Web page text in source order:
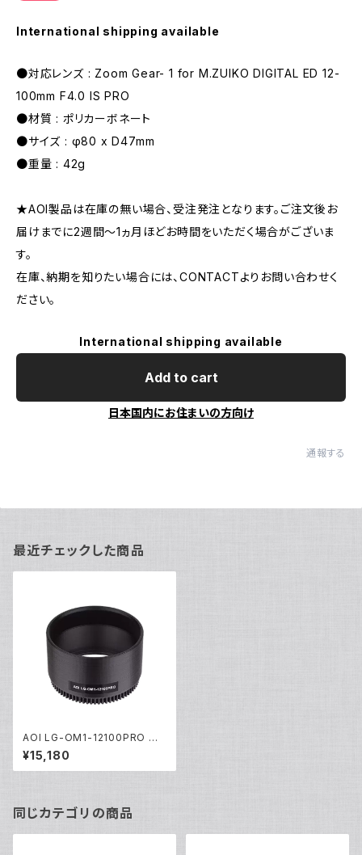
International shipping available
●対応レンズ : Zoom Gear- 1 for M.ZUIKO DIGITAL ED 12-
100mm F4.0 IS PRO
●材質 : ポリカーボネート
●サイズ : φ80 x D47mm
●重量 : 42g
★AOI製品は在庫の無い場合、受注発注となります。ご注文後お
届けまでに2週間〜1ヵ月ほどお時間をいただく場合がございま
す。
在庫、納期を知りたい場合には、CONTACTよりお問い合わせく
ださい。
International shipping available
Add to cart
日本国内にお住まいの方向け
通報する
最近チェックした商品
AOI LG-OM1-12100PRO レ
ンズギア [21607]
¥15,180
同じカテゴリの商品